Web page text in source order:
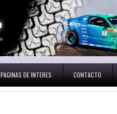
PAGINAS DE INTERES CONTACTO